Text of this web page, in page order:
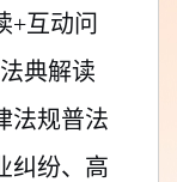
+互动问
典解读
法规普法
纠纷、高